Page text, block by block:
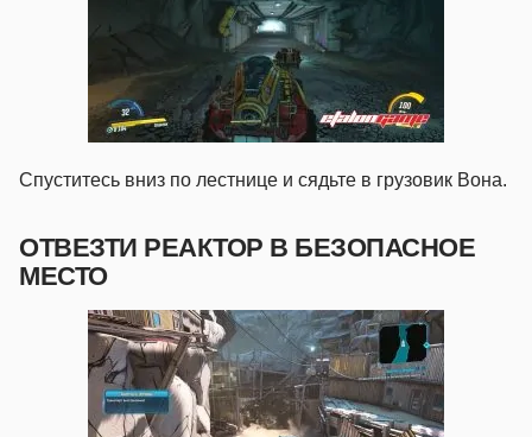
Спуститесь вниз по лестнице и сядьте в грузовик Вона.
ОТВЕЗТИ РЕАКТОР В БЕЗОПАСНОЕ
МЕСТО